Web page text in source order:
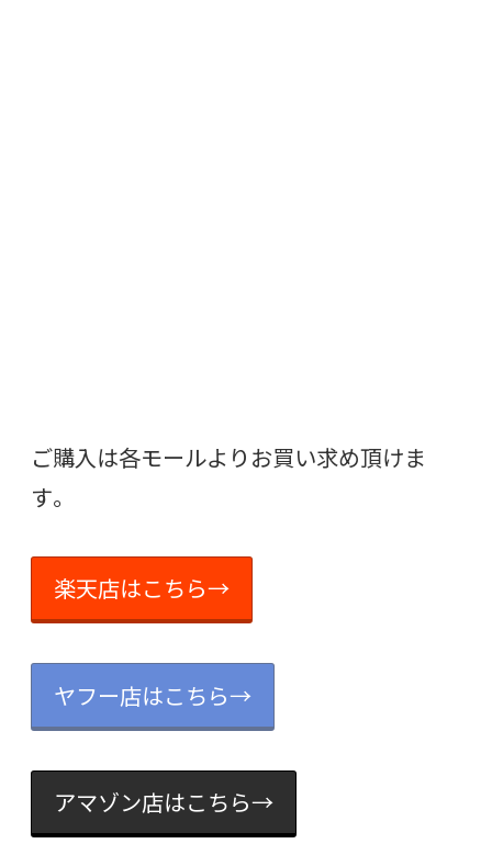
ご購入は各モールよりお買い求め頂けま
す。
楽天店はこちら→
ヤフー店はこちら→
アマゾン店はこちら→